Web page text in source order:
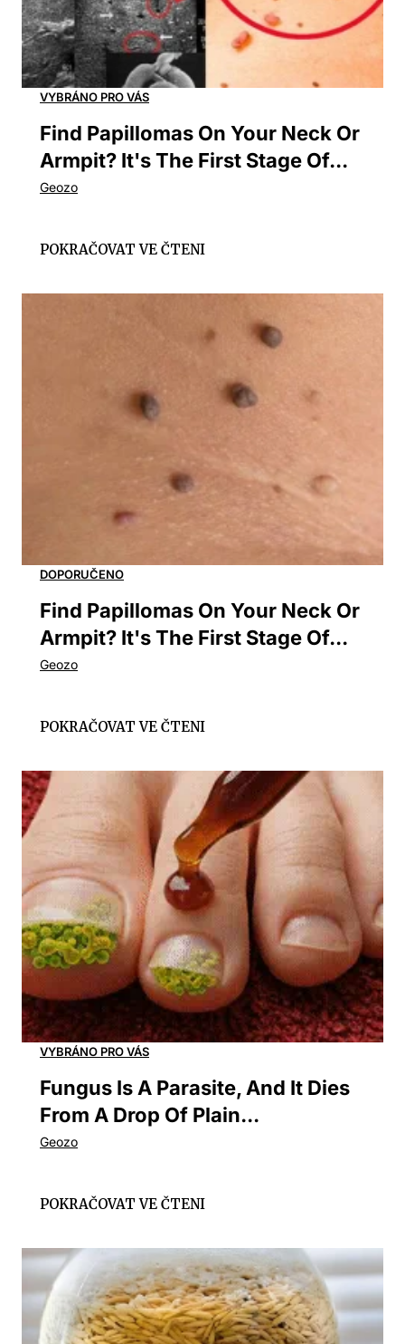
Find Papillomas On Your Neck Or
Armpit? It's The First Stage Of...
Find Papillomas On Your Neck Or
Armpit? It's The First Stage Of...
Fungus Is A Parasite, And It Dies
From A Drop Of Plain...